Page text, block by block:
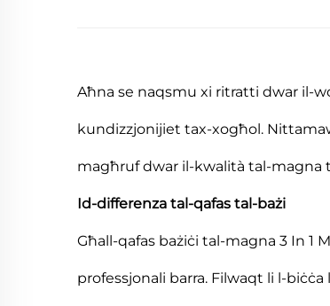
Aħna se naqsmu xi ritratti dwar il-
kundizzjonijiet tax-xogħol.
magħruf dwar il-kwalità tal-magna
Id-differenza tal-qafas tal-bażi
Għall-qafas bażiċi tal-magna 3 In 1
professjonali barra. Filwaqt li l-